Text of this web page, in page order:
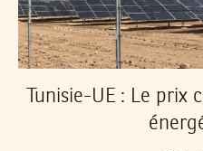
Tunisie-UE : Le prix